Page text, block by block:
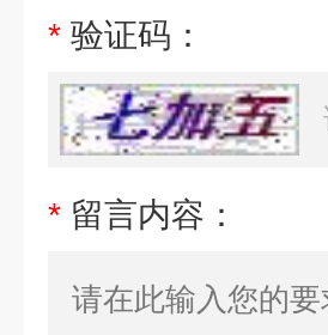
* 验证码：
* 留言内容：